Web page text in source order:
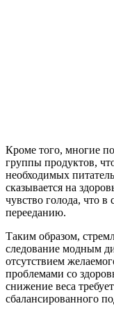
Кроме того, многие
группы продуктов,
необходимых
сказывается на
чувство голода, что в
перееданию.
Таким образом,
следование модным
отсутствием
проблемами со
снижение веса
сбалансированного